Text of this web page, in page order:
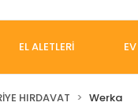
EL ALETLERİ
HIRDAVAT Werka